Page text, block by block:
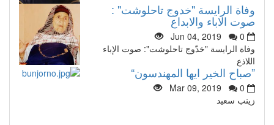
وفاة الرايسة "خدوج تاحلوشت" :
صوت الاباء والابداع
Jun 04, 2019
0
وفاة الرايسة "خدّوج تاحلوشت": صوت الإباء
اللاذع
”صباح الخير ايها المهندسون“
Mar 09, 2019
0
زينب سعيد